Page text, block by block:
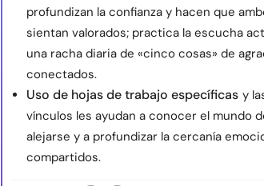
profundizan la confianza y hacen que
sientan valorados; practica la escucha
una racha diaria de «cinco cosas» de
conectados.
Uso de hojas de trabajo específicas y
vínculos les ayudan a conocer el mundo
alejarse y a profundizar la cercanía
compartidos.